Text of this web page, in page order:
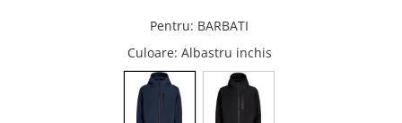
Pentru: BARBATI
Culoare: Albastru inchis